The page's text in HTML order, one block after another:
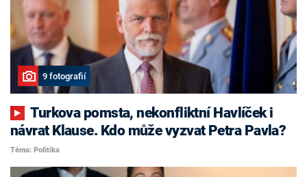
9 fotografií
Turkova pomsta, nekonfliktní Havlíček i
návrat Klause. Kdo může vyzvat Petra Pavla?
Téma: Politika